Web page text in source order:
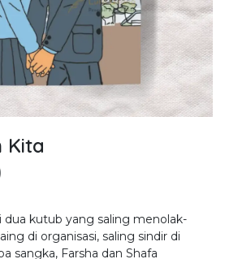
Kita
dua kutub yang saling menolak-
di organisasi, saling sindir di
sangka, Farsha dan Shafa